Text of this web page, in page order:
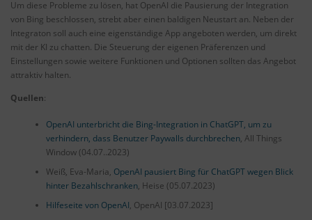
Um diese Probleme zu lösen, hat OpenAI die Pausierung der Integration
von Bing beschlossen, strebt aber einen baldigen Neustart an. Neben der
Integraton soll auch eine eigenständige App angeboten werden, um direkt
mit der KI zu chatten. Die Steuerung der eigenen Präferenzen und
Einstellungen sowie weitere Funktionen und Optionen sollten das Angebot
attraktiv halten.
Quellen:
OpenAI unterbricht die Bing-Integration in ChatGPT, um zu
verhindern, dass Benutzer Paywalls durchbrechen, All Things
Window (04.07..2023)
Weiß, Eva-Maria, OpenAI pausiert Bing für ChatGPT wegen Blick
hinter Bezahlschranken, Heise (05.07.2023)
Hilfeseite von OpenAI, OpenAI [03.07.2023]